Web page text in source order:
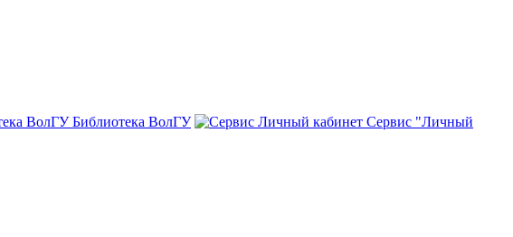
Библиотека ВолГУ
Сервис "Личный